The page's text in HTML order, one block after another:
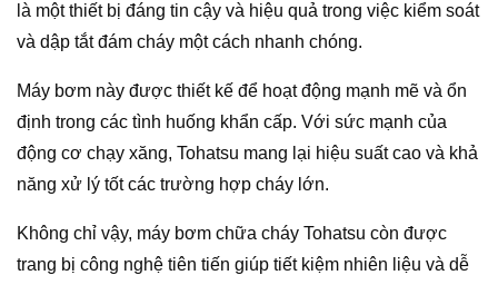
là một thiết bị đáng tin cậy và hiệu quả trong việc kiểm soát
và dập tắt đám cháy một cách nhanh chóng.
Máy bơm này được thiết kế để hoạt động mạnh mẽ và ổn
định trong các tình huống khẩn cấp. Với sức mạnh của
động cơ chạy xăng, Tohatsu mang lại hiệu suất cao và khả
năng xử lý tốt các trường hợp cháy lớn.
Không chỉ vậy, máy bơm chữa cháy Tohatsu còn được
trang bị công nghệ tiên tiến giúp tiết kiệm nhiên liệu và dễ